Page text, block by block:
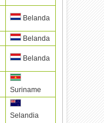
Belanda
Belanda
Belanda
Suriname
Selandia